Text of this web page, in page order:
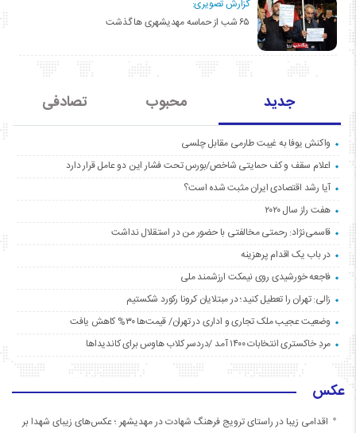
گزارش تصویری:
۶۵ شب از حماسه مهدیشهری ها گذشت
جدید محبوب تصادفی
واکنش یوفا به غیبت طارمی مقابل چلسی
اعلام سقف و کف حمایتی شاخص/بورس تحت فشار این دو عامل قرار دارد
آیا رشد اقتصادی ایران مثبت شده است؟
هفت راز سال ۲۰۲۰
قاسمی‌نژاد: رحمتی مخالفتی با حضور من در استقلال نداشت
در باب یک اقدام پرهزینه
فاجعه خورشیدی روی نیمکت ارزشمند ملی
زالی: تهران را تعطیل کنید؛ در مبتلایان کرونا رکورد شکستیم
وضعیت عجیب ملک تجاری و اداری در تهران/ قیمت‌ها ۳۰% کاهش یافت
مردِ خاکستری انتخابات ۱۴۰۰ آمد /دردسر کلاب هاوس برای کاندیداها
عکس
اقدامی زیبا در راستای ترویج فرهنگ شهادت در مهدیشهر ؛ عکس‌های زیبای شهدا بر